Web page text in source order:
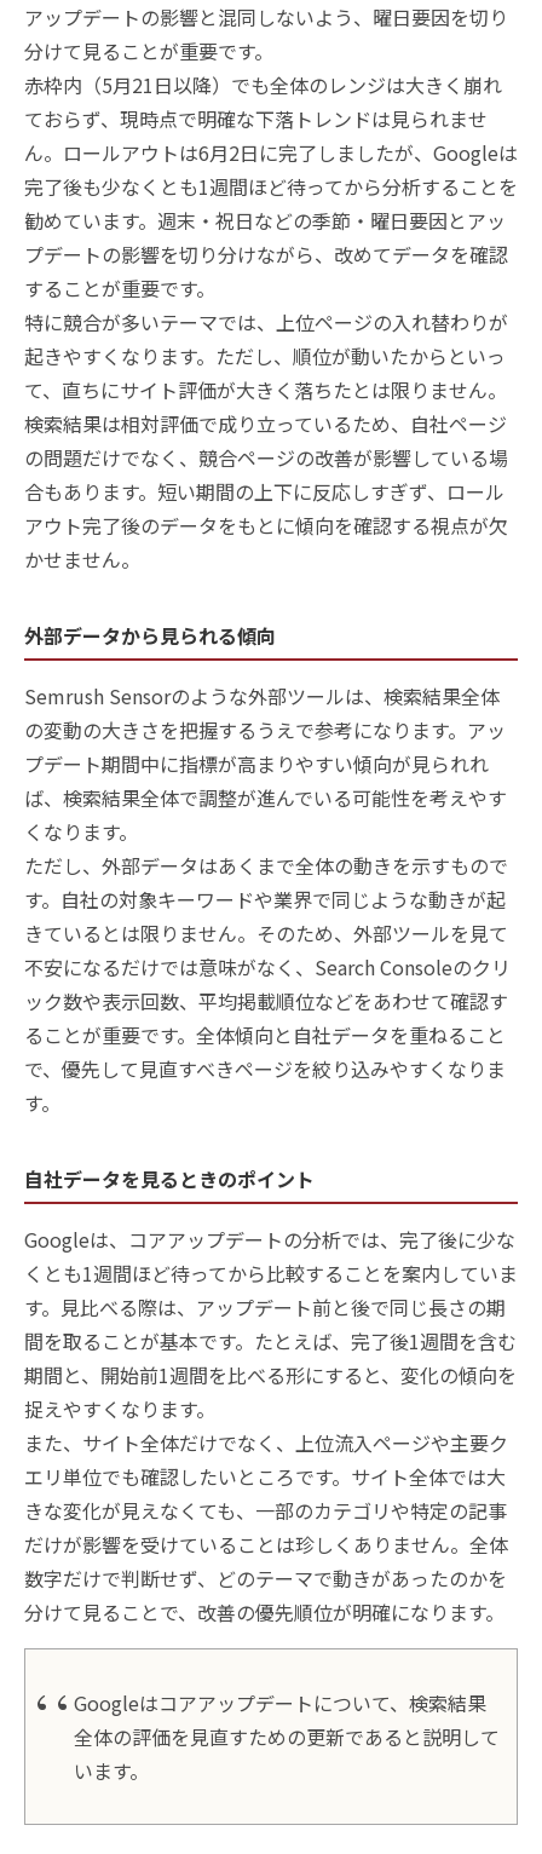
アップデートの影響と混同しないよう、曜日要因を切り
分けて見ることが重要です。
赤枠内（5月21日以降）でも全体のレンジは大きく崩れ
ておらず、現時点で明確な下落トレンドは見られませ
ん。ロールアウトは6月2日に完了しましたが、Googleは
完了後も少なくとも1週間ほど待ってから分析することを
勧めています。週末・祝日などの季節・曜日要因とアッ
プデートの影響を切り分けながら、改めてデータを確認
することが重要です。
特に競合が多いテーマでは、上位ページの入れ替わりが
起きやすくなります。ただし、順位が動いたからといっ
て、直ちにサイト評価が大きく落ちたとは限りません。
検索結果は相対評価で成り立っているため、自社ページ
の問題だけでなく、競合ページの改善が影響している場
合もあります。短い期間の上下に反応しすぎず、ロール
アウト完了後のデータをもとに傾向を確認する視点が欠
かせません。
外部データから見られる傾向
Semrush Sensorのような外部ツールは、検索結果全体
の変動の大きさを把握するうえで参考になります。アッ
プデート期間中に指標が高まりやすい傾向が見られれ
ば、検索結果全体で調整が進んでいる可能性を考えやす
くなります。
ただし、外部データはあくまで全体の動きを示すもので
す。自社の対象キーワードや業界で同じような動きが起
きているとは限りません。そのため、外部ツールを見て
不安になるだけでは意味がなく、Search Consoleのクリ
ック数や表示回数、平均掲載順位などをあわせて確認す
ることが重要です。全体傾向と自社データを重ねること
で、優先して見直すべきページを絞り込みやすくなりま
す。
自社データを見るときのポイント
Googleは、コアアップデートの分析では、完了後に少な
くとも1週間ほど待ってから比較することを案内していま
す。見比べる際は、アップデート前と後で同じ長さの期
間を取ることが基本です。たとえば、完了後1週間を含む
期間と、開始前1週間を比べる形にすると、変化の傾向を
捉えやすくなります。
また、サイト全体だけでなく、上位流入ページや主要ク
エリ単位でも確認したいところです。サイト全体では大
きな変化が見えなくても、一部のカテゴリや特定の記事
だけが影響を受けていることは珍しくありません。全体
数字だけで判断せず、どのテーマで動きがあったのかを
分けて見ることで、改善の優先順位が明確になります。
Googleはコアアップデートについて、検索結果
全体の評価を見直すための更新であると説明して
います。